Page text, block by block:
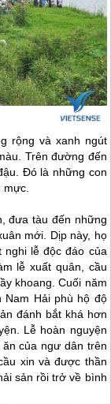
rộng và xanh ngút
Trên đường đến
Đó là những con
đưa tàu đến những
mới. Dịp này, họ
lễ độc đáo của
lễ xuất quân, cầu
khoang. Cuối năm
Nam Hải phù hộ độ
đánh bắt khá hơn
Lễ hoàn nguyện
của ngư dân trên
xin và được thần
sản rồi trở về bình